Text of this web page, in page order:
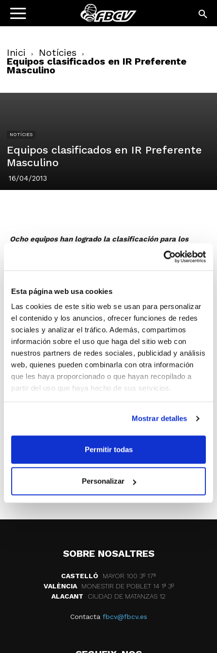
Esta página web usa cookies
Las cookies de este sitio web se usan para personalizar
el contenido y los anuncios, ofrecer funciones de redes
sociales y analizar el tráfico. Además, compartimos
información sobre el uso que haga del sitio web con
nuestros partners de redes sociales, publicidad y análisis
web, quienes pueden combinarla con otra información
que les haya proporcionado o que hayan recopilado a
partir del uso que haya hecho de sus servicios.
Mostrar detalles
Permitir todas
Personalizar
Inici Notícies
Equipos clasificados en IR Preferente
Masculino
NOTÍCIES
Equipos clasificados en IR Preferente
Masculino
16/04/2013
Ocho equipos han logrado la clasificación para los
Cuartos de Final de Cadete Masculino IR Preferente e
Infantil Masculino IR Preferente, una vez concluida la
En Cadete Masculino, se han clasificado los equipos
C.B. Escolapias A, Cb Castelló B, Jovens Subies
Almassera B, C.B. Alginet B, El Pilar A, Montemar,
Pufmania – Illice B.C. Y C.B. Jorge Juan Penya
Barcelonista.
En Infantil Masculino, los equipos clasificados para las
eliminatorias son C.B. Burriana, Escuelas Pias A,
Maristas A, EMB Denia 99, Cyca Gandia Basquet,
Estos equipos quedarán emparejados por sorteo para
ir preferente
SOBRE NOSALTRES
CASTELLÓ
MAYOR 100 3º 17ª
VALÈNCIA
MONESTIR DE POBLET 14 1ª 3º
ALACANT
CIUDAD DE MATANZAS 12
Contacta fbcv@fbcv.es